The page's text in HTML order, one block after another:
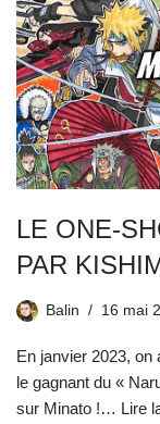
LE ONE-
PAR
Balin 16 mai
En janvier 2023, on
le gagnant du «
sur Minato !… Lire